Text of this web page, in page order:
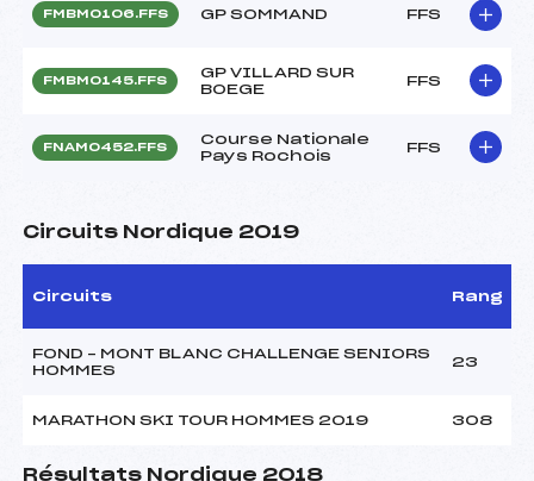
FMBM0106.FFS GP SOMMAND FFS
FMBM0145.FFS
GP VILLARD SUR
BOEGE
FFS
FNAM0452.FFS
Course Nationale
Pays Rochois
FFS
Circuits Nordique 2019
Circuits Rang
FOND – MONT BLANC CHALLENGE SENIORS
HOMMES
23
MARATHON SKI TOUR HOMMES 2019 308
Résultats Nordique 2018